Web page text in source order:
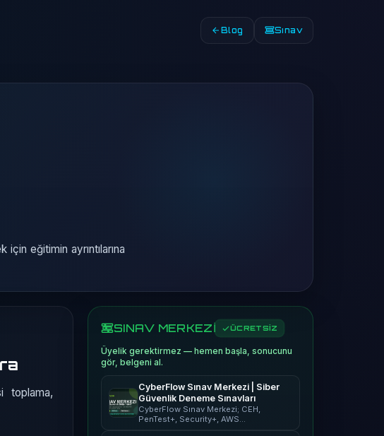
Blog Sınav
eğitimin ayrıntılarına
toplama,
SINAV MERKEZİ ÜCRETSİZ
Üyelik gerektirmez — hemen başla, sonucunu
gör, belgeni al.
CyberFlow Sınav Merkezi | Siber
Güvenlik Deneme Sınavları
CyberFlow Sınav Merkezi; CEH,
PenTest+, Security+, AWS…